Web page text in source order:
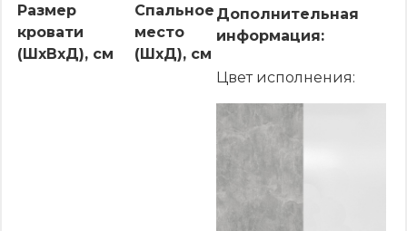
Размер
кровати
(ШхВхД), см
Спальное
место
(ШхД), см
Дополнительная
информация:
Цвет исполнения: